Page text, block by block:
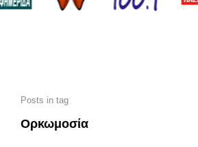
Posts in tag
Ορκωμοσία